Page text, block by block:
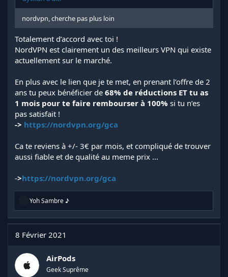
nordvpn, cherche pas plus loin
Totalement d’accord avec toi !
NordVPN est clairement un des meilleurs VPN qui existe
actuellement sur le marché.
En plus avec le lien que je te met, en prenant l’offre de 2
ans tu peux bénéficier de 68% de réductions ET tu as
1 mois pour te faire rembourser à 100% si tu n’es
pas satisfait !
-> https://nordvpn.org/gca
Ca te reviens à +/- 3€ par mois, et compliqué de trouver
aussi fiable et de qualité au meme prix ...
->https://nordvpn.org/gca
R
a
c
t
i
n
s
Yoh Sambre ♪
8 Février 2021
AirPods
Geek Suprême